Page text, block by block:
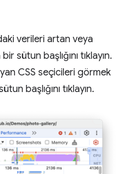
verileri artan veya
sütun başlığını tıklayın.
CSS seçicileri görmek
başlığını tıklayın.